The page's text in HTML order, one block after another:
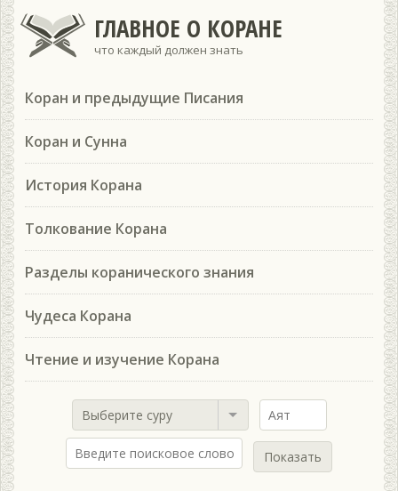
ГЛАВНОЕ О КОРАНЕ
что каждый должен знать
Коран и предыдущие Писания
Коран и Сунна
История Корана
Толкование Корана
Разделы коранического знания
Чудеса Корана
Чтение и изучение Корана
Выберите суру
Показать